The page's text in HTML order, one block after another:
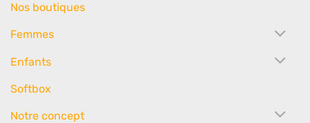
Nos boutiques
Femmes
Enfants
Softbox
Notre concept